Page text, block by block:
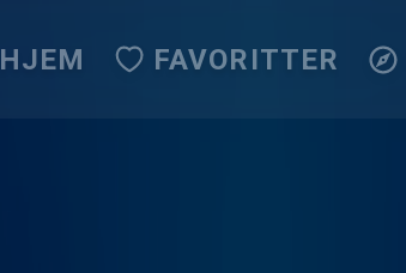
HJEM FAVORITTER